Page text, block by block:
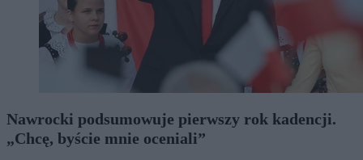
Nawrocki podsumowuje pierwszy rok kadencji.
„Chcę, byście mnie oceniali”